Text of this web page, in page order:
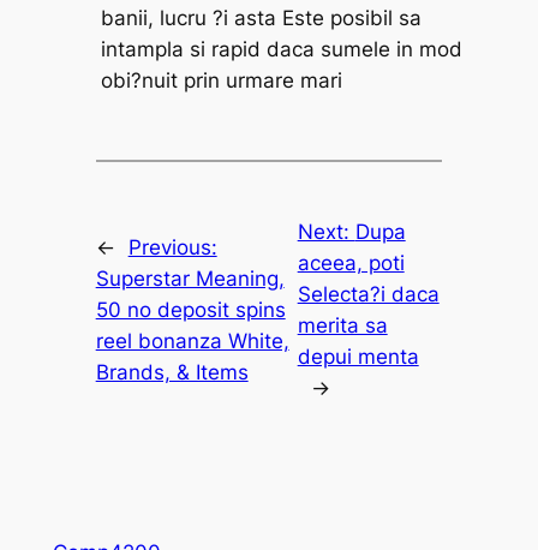
banii, lucru ?i asta Este posibil sa
intampla si rapid daca sumele in mod
obi?nuit prin urmare mari
←
Previous:
Superstar Meaning,
50 no deposit spins
reel bonanza White,
Brands, & Items
Next: Dupa
aceea, poti
Selecta?i daca
merita sa
depui menta
→